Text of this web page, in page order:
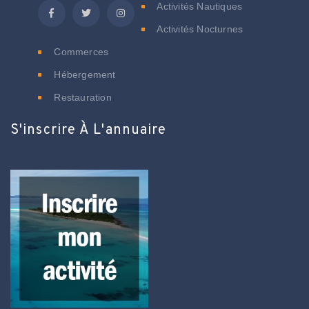
Activités Nautiques
Activités Nocturnes
Commerces
Hébergement
Restauration
S'inscrire À L'annuaire